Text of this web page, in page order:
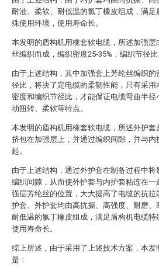
耐油、柔软、耐低温的氯丁橡皮组成，满足
殊使用环境，使用寿命长。
本发明的盾构机用橡套软电缆，所述加强层
丝编织而成，编织密度25-35%，编织节径比
由于上述结构，其中加强套上芳纶丝编织的
径比，将决了定电缆的柔韧性能，只有采用
密度和编织节径比，才能保证电缆弯曲半径
动扭转、柔软等特点。
本发明的盾构机用橡套软电缆，所述外护套
挤包在加强层上，并通过编织间隙，并与内
起。
由于上述结构，通过外护套在制备过程中将
编织间隙，从而使外护套与内护套粘连在一
强层芳纶丝的位置，大大提高了电缆的抗拉
护套、外护套均由高抗撕、高强度、耐磨、
耐低温的氯丁橡皮组成，满足盾构机电缆特
使用寿命长。
综上所述，由于采用了上述技术方案，本发
是：